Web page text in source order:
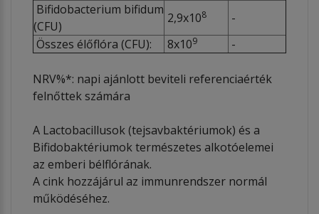
Bifidobacterium bifidum
(CFU)
2,9x108
-
Összes élőflóra (CFU):
8x109 -
NRV%*: napi ajánlott beviteli referenciaérték
felnőttek számára
A Lactobacillusok (tejsavbaktériumok) és a
Bifidobaktériumok természetes alkotóelemei
az emberi bélflórának.
A cink hozzájárul az immunrendszer normál
működéséhez.